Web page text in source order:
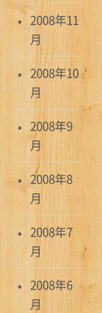
2008年11
月
2008年10
月
2008年9
月
2008年8
月
2008年7
月
2008年6
月